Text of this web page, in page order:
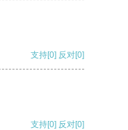
支持[0] 反对[0]
支持[0] 反对[0]